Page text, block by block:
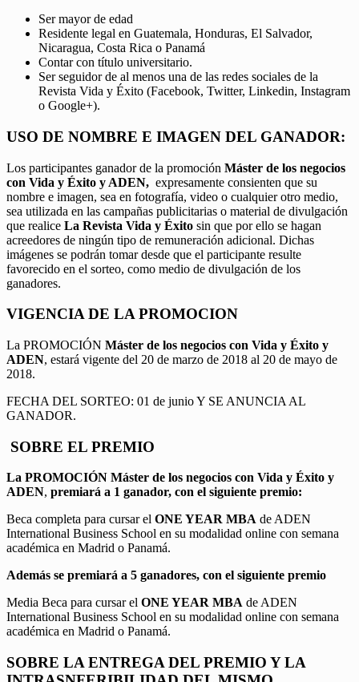
Ser mayor de edad
Residente legal en Guatemala, Honduras, El Salvador,
Nicaragua, Costa Rica o Panamá
Contar con título universitario.
Ser seguidor de al menos una de las redes sociales de la
Revista Vida y Éxito (Facebook, Twitter, Linkedin, Instagram
o Google+).
USO DE NOMBRE E IMAGEN DEL GANADOR:
Los participantes ganador de la promoción Máster de los negocios
con Vida y Éxito y ADEN, expresamente consienten que su
nombre e imagen, sea en fotografía, video o cualquier otro medio,
sea utilizada en las campañas publicitarias o material de divulgación
que realice La Revista Vida y Éxito sin que por ello se hagan
acreedores de ningún tipo de remuneración adicional. Dichas
imágenes se podrán tomar desde que el participante resulte
favorecido en el sorteo, como medio de divulgación de los
ganadores.
VIGENCIA DE LA PROMOCION
La PROMOCIÓN Máster de los negocios con Vida y Éxito y
ADEN, estará vigente del 20 de marzo de 2018 al 20 de mayo de
2018.
FECHA DEL SORTEO: 01 de junio Y SE ANUNCIA AL
GANADOR.
SOBRE EL PREMIO
La PROMOCIÓN Máster de los negocios con Vida y Éxito y
ADEN, premiará a 1 ganador, con el siguiente premio:
Beca completa para cursar el ONE YEAR MBA de ADEN
International Business School en su modalidad online con semana
académica en Madrid o Panamá.
Además se premiará a 5 ganadores, con el siguiente premio
Media Beca para cursar el ONE YEAR MBA de ADEN
International Business School en su modalidad online con semana
académica en Madrid o Panamá.
SOBRE LA ENTREGA DEL PREMIO Y LA